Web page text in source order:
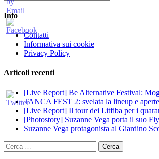
Info
Contatti
Informativa sui cookie
Privacy Policy
Articoli recenti
[Live Report] Be Alternative Festival:
TANCA FEST 2: svelata la lineup e
[Live Report] Il tour dei Litfiba per i
[Photostory] Suzanne Vega porta il suo
Suzanne Vega protagonista al Giardino
Ricerca
per: